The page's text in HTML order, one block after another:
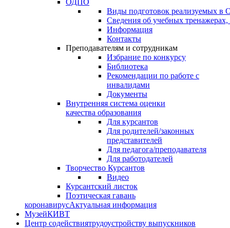
ОДПО
Виды подготовок реализуемых
Сведения об учебных тренажерах,
Информация
Контакты
Преподавателям и сотрудникам
Избрание по конкурсу
Библиотека
Рекомендации по работе с
инвалидами
Документы
Внутренняя система оценки
качества образования
Для курсантов
Для родителей/законных
представителей
Для педагога/преподавателя
Для работодателей
Творчество Курсантов
Видео
Курсантский листок
Поэтическая гавань
коронавирусАктуальная информация
МузейКИВТ
Центр содействиятрудоустройству выпускников